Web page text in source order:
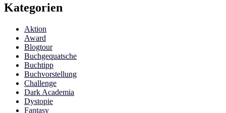
Kategorien
Aktion
Award
Blogtour
Buchgequatsche
Buchtipp
Buchvorstellung
Challenge
Dark Academia
Dystopie
Fantasy